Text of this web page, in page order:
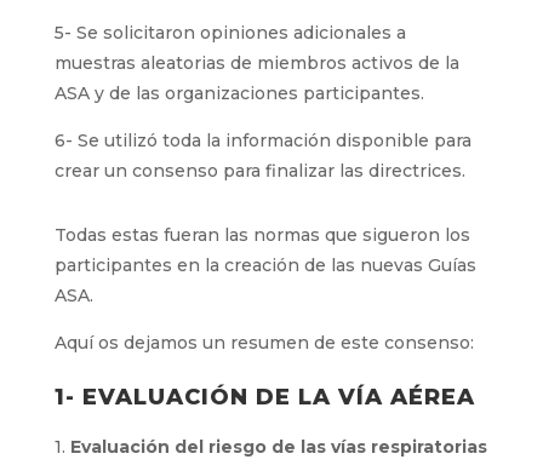
5- Se solicitaron opiniones adicionales a
muestras aleatorias de miembros activos de la
ASA y de las organizaciones participantes.
6- Se utilizó toda la información disponible para
crear un consenso para finalizar las directrices.
Todas estas fueran las normas que sigueron los
participantes en la creación de las nuevas Guías
ASA.
Aquí os dejamos un resumen de este consenso:
1- EVALUACIÓN DE LA VÍA AÉREA
1. Evaluación del riesgo de las vías respiratorias